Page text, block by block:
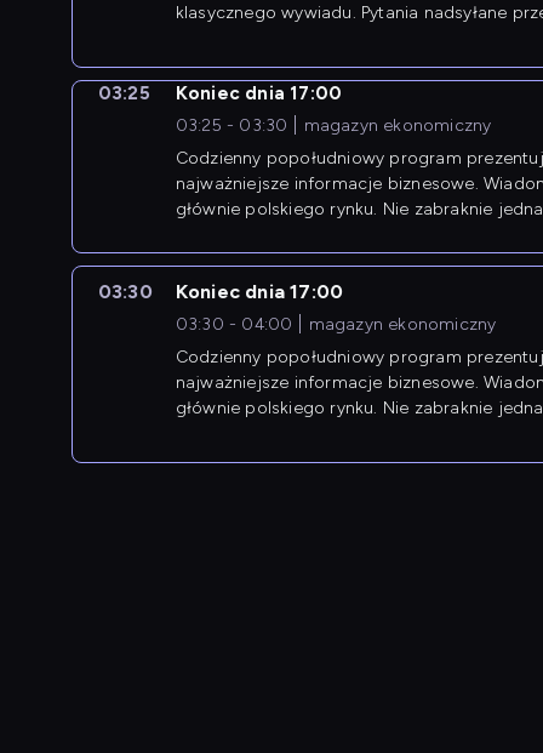
klasycznego wywiadu. Pytania nadsyłane
03:25 Koniec dnia 17:00
03:25 - 03:30
magazyn ekonomiczny
Codzienny popołudniowy program
najważniejsze informacje biznesowe.
głównie polskiego rynku. Nie zabraknie
03:30 Koniec dnia 17:00
03:30 - 04:00
magazyn ekonomiczny
Codzienny popołudniowy program
najważniejsze informacje biznesowe.
głównie polskiego rynku. Nie zabraknie